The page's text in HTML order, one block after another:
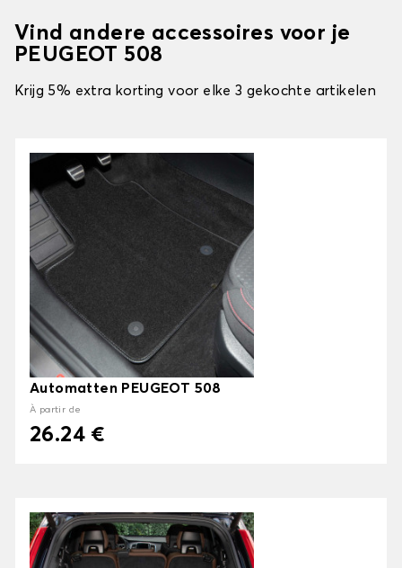
Vind andere accessoires voor je
PEUGEOT 508
Krijg 5% extra korting voor elke 3 gekochte artikelen
Automatten PEUGEOT 508
À partir de
26.24 €